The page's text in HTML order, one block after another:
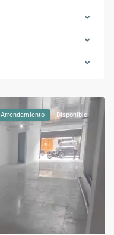
Arrendamiento Disponible